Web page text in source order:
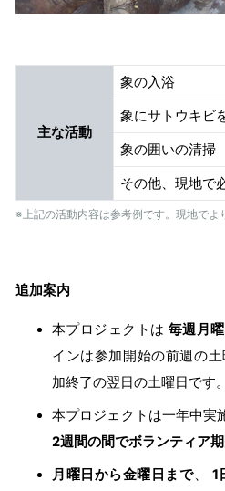
主な活動
象の入浴
象にサトウキビ
象の囲いの清掃
その他、現地で
※上記の活動内容は参考例です。現地でよ
追加案内
本プロジェクトは 毎週月
インは参加開始の前週の
加終了の翌日の土曜日です。
本プロジェクトは一年中実
2週間の間でボランティア
月曜日から金曜日まで、 1